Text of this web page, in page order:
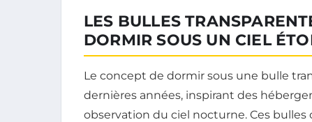
LES BULLES
DORMIR SOUS UN CIEL
Le concept de dormir sous une bulle
dernières années, inspirant des
observation du ciel nocturne. Ces